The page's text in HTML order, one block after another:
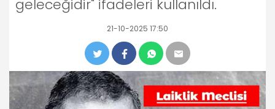
geleceğidir" ifadeleri kullanıldı.
21-10-2025 17:50